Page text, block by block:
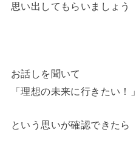
思い出してもらいましょう
お話しを聞いて
「理想の未来に行きたい！」
という思いが確認できたら